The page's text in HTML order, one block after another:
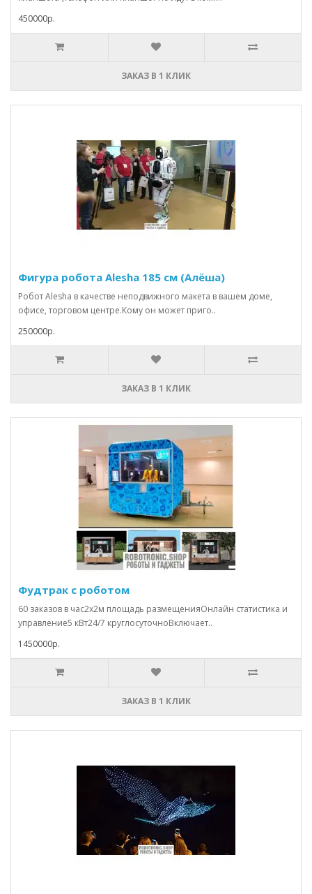
450000р.
ЗАКАЗ В 1 КЛИК
Фигура робота Alesha 185 см (Алёша)
Робот Alesha в качестве неподвижного макета в вашем доме,
офисе, торговом центре.Кому он может приго..
250000р.
ЗАКАЗ В 1 КЛИК
Фудтрак с роботом
60 заказов в час2x2м площадь размещенияОнлайн статистика и
управление5 кВт24/7 круглосуточноВключает..
1450000р.
ЗАКАЗ В 1 КЛИК